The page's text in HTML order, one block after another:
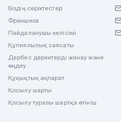
Біздің серіктестер
Франшиза
Пайдаланушы келісімі
Құпиялылық саясаты
Дербес деректерді жинау және
өңдеу
Құқықтық ақпарат
Қосылу шарты
Қосылу туралы шартқа өтініш